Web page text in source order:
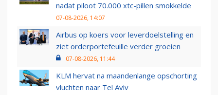
nadat piloot 70.000 xtc-pillen smokkelde
07-08-2026, 14:07
Airbus op koers voor leverdoelstelling en
ziet orderportefeuille verder groeien
07-08-2026, 11:44
KLM hervat na maandenlange opschorting
vluchten naar Tel Aviv